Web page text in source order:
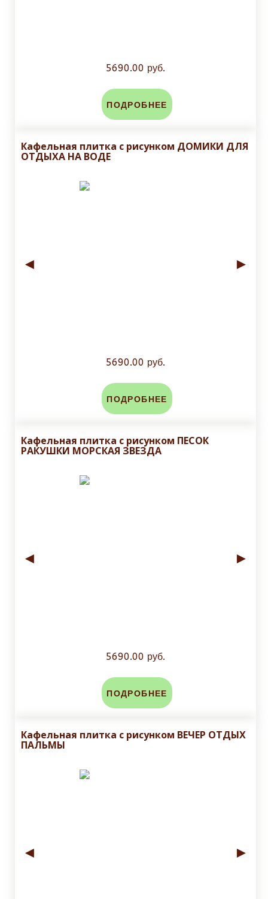
5690.00 руб.
ПОДРОБНЕЕ
Кафельная плитка с рисунком ДОМИКИ ДЛЯ
ОТДЫХА НА ВОДЕ
◄ ►
5690.00 руб.
ПОДРОБНЕЕ
Кафельная плитка с рисунком ПЕСОК
РАКУШКИ МОРСКАЯ ЗВЕЗДА
◄ ►
5690.00 руб.
ПОДРОБНЕЕ
Кафельная плитка с рисунком ВЕЧЕР ОТДЫХ
ПАЛЬМЫ
◄ ►